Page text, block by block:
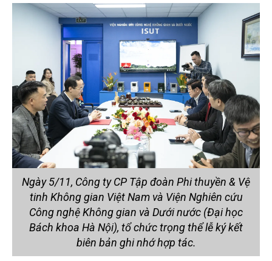
Ngày 5/11, Công ty CP Tập đoàn Phi thuyền & Vệ
tinh Không gian Việt Nam và Viện Nghiên cứu
Công nghệ Không gian và Dưới nước (Đại học
Bách khoa Hà Nội), tổ chức trọng thể lễ ký kết
biên bản ghi nhớ hợp tác.